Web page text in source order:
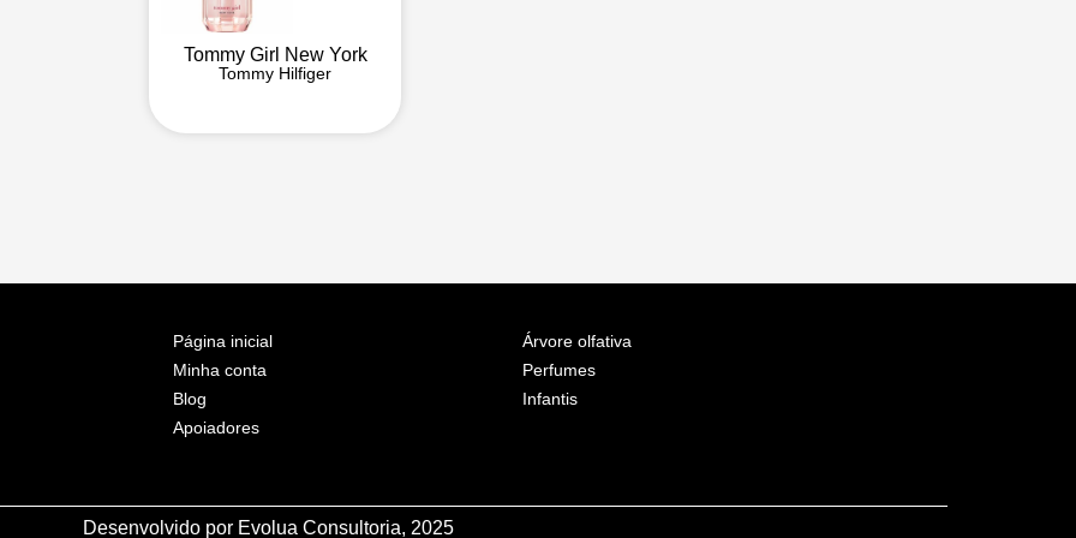
Tommy Girl New York
Tommy Hilfiger
Página inicial
Minha conta
Blog
Apoiadores
Árvore olfativa
Perfumes
Infantis
Desenvolvido por Evolua Consultoria, 2025